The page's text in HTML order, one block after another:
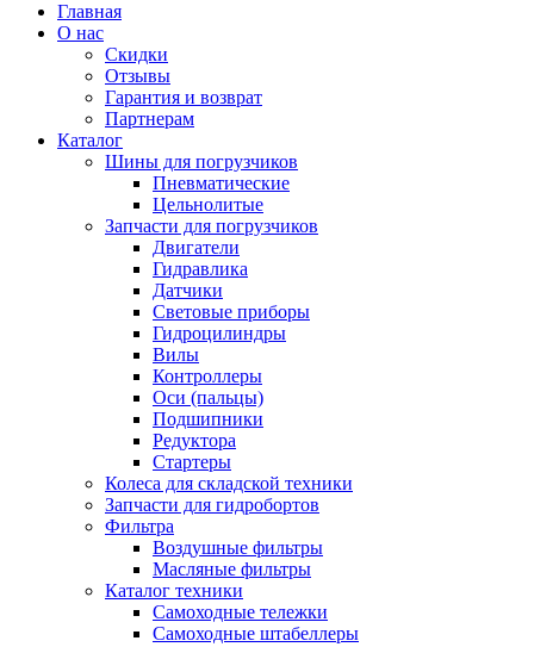
Главная
О нас
Скидки
Отзывы
Гарантия и возврат
Партнерам
Каталог
Шины для погрузчиков
Пневматические
Цельнолитые
Запчасти для погрузчиков
Двигатели
Гидравлика
Датчики
Световые приборы
Гидроцилиндры
Вилы
Контроллеры
Оси (пальцы)
Подшипники
Редуктора
Стартеры
Колеса для складской техники
Запчасти для гидробортов
Фильтра
Воздушные фильтры
Масляные фильтры
Каталог техники
Самоходные тележки
Самоходные штабеллеры